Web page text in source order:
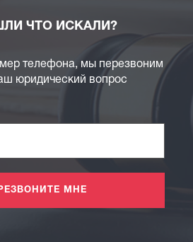
ЧТО ИСКАЛИ?
телефона, мы перезвоним
юридический вопрос
МНЕ